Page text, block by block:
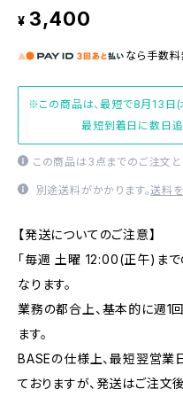
¥ 3,400
なら 手数料
※この商品は、最短で8月13日(
最短到着日に数日追
この商品は3点までのご注文と
別途送料がかかります。送料
【発送についてのご注意】
「毎週 土曜 12:00(正午)まで
なります。
業務の都合上、基本的に週1
ます。
BASEの仕様上、最短翌営業
ておりますが、発送はご注文